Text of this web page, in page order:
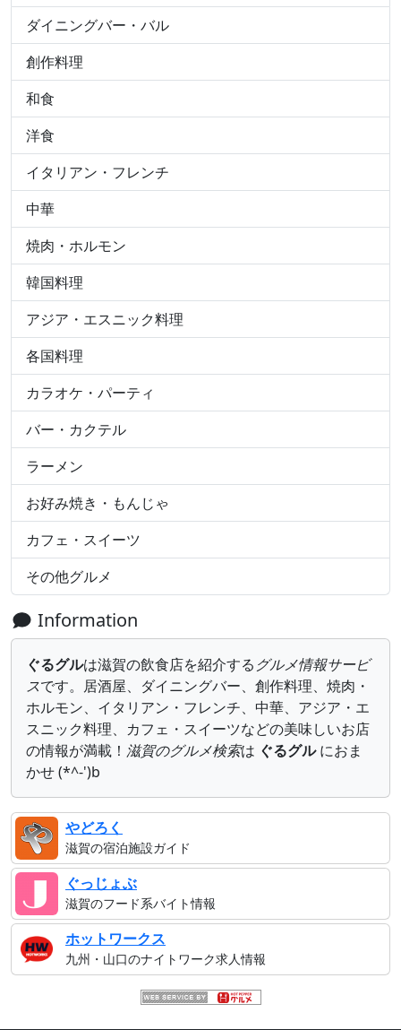
ダイニングバー・バル
創作料理
和食
洋食
イタリアン・フレンチ
中華
焼肉・ホルモン
韓国料理
アジア・エスニック料理
各国料理
カラオケ・パーティ
バー・カクテル
ラーメン
お好み焼き・もんじゃ
カフェ・スイーツ
その他グルメ
Information
ぐるグルは滋賀の飲食店を紹介する グルメ情報サービ
スです。居酒屋、ダイニングバー、創作料理、焼肉・
ホルモン、イタリアン・フレンチ、中華、アジア・エ
スニック料理、カフェ・スイーツなどの美味しいお店
の情報が満載！ 滋賀のグルメ検索は ぐるグルにおま
かせ (*^-')b
やどろく
滋賀の宿泊施設ガイド
ぐっじょぶ
滋賀のフード系バイト情報
ホットワークス
九州・山口のナイトワーク求人情報